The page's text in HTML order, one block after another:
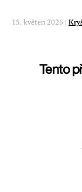
15. květen 2026 |
Tento